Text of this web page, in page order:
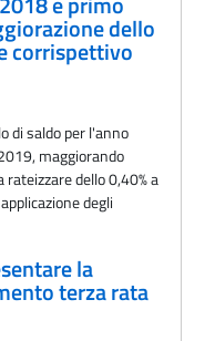
dello
corrispettivo
di saldo per l'anno
maggiorando
dello 0,40% a
degli
la
terza rata